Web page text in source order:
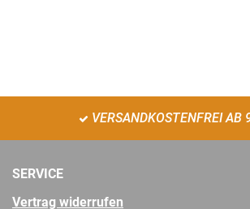
VERSANDKOSTENFREI AB
SERVICE
Vertrag widerrufen